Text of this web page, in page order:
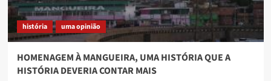
Cabral
e
a
Cartolinhas
Caxias
história uma opinião
HOMENAGEM À MANGUEIRA, UMA HISTÓRIA QUE A
HISTÓRIA DEVERIA CONTAR MAIS